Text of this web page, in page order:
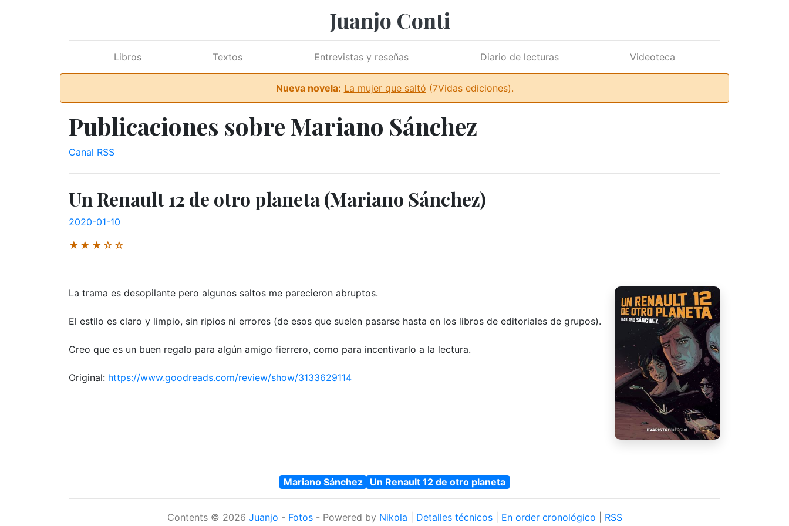
Juanjo Conti
Libros Textos Entrevistas y reseñas Diario de lecturas Videoteca
Nueva novela: La mujer que saltó (7Vidas ediciones).
Publicaciones sobre Mariano Sánchez
Canal RSS
Un Renault 12 de otro planeta (Mariano Sánchez)
2020-01-10
★★★☆☆
La trama es desopilante pero algunos saltos me parecieron abruptos.
El estilo es claro y limpio, sin ripios ni errores (de esos que suelen pasarse hasta en los libros de editoriales de grupos).
Creo que es un buen regalo para algún amigo fierrero, como para incentivarlo a la lectura.
Original: https://www.goodreads.com/review/show/3133629114
Mariano Sánchez Un Renault 12 de otro planeta
Contents © 2026 Juanjo - Fotos- Powered by Nikola Detalles técnicos| En order cronológico RSS